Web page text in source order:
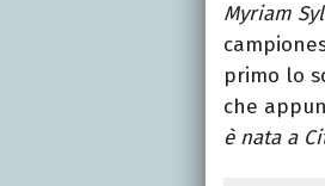
Myriam
primo lo
che
è nata a